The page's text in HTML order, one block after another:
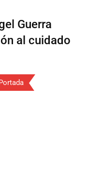
Guerra
al cuidado